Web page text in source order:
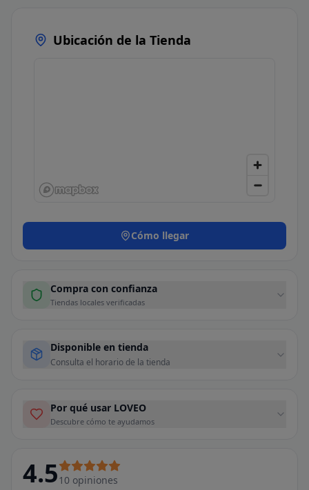
Ubicación de la Tienda
Cómo llegar
Compra con confianza
Tiendas locales verificadas
Disponible en tienda
Consulta el horario de la tienda
Por qué usar LOVEO
Descubre cómo te ayudamos
4.510 opiniones